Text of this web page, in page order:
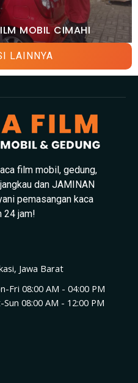
MOBIL CIMAHI
LAINNYA
film mobil, gedung,
dan JAMINAN
pemasangan kaca
24 jam!
Jawa Barat
Fri 08:00 AM - 04:00 PM
Sun 08:00 AM - 12:00 PM